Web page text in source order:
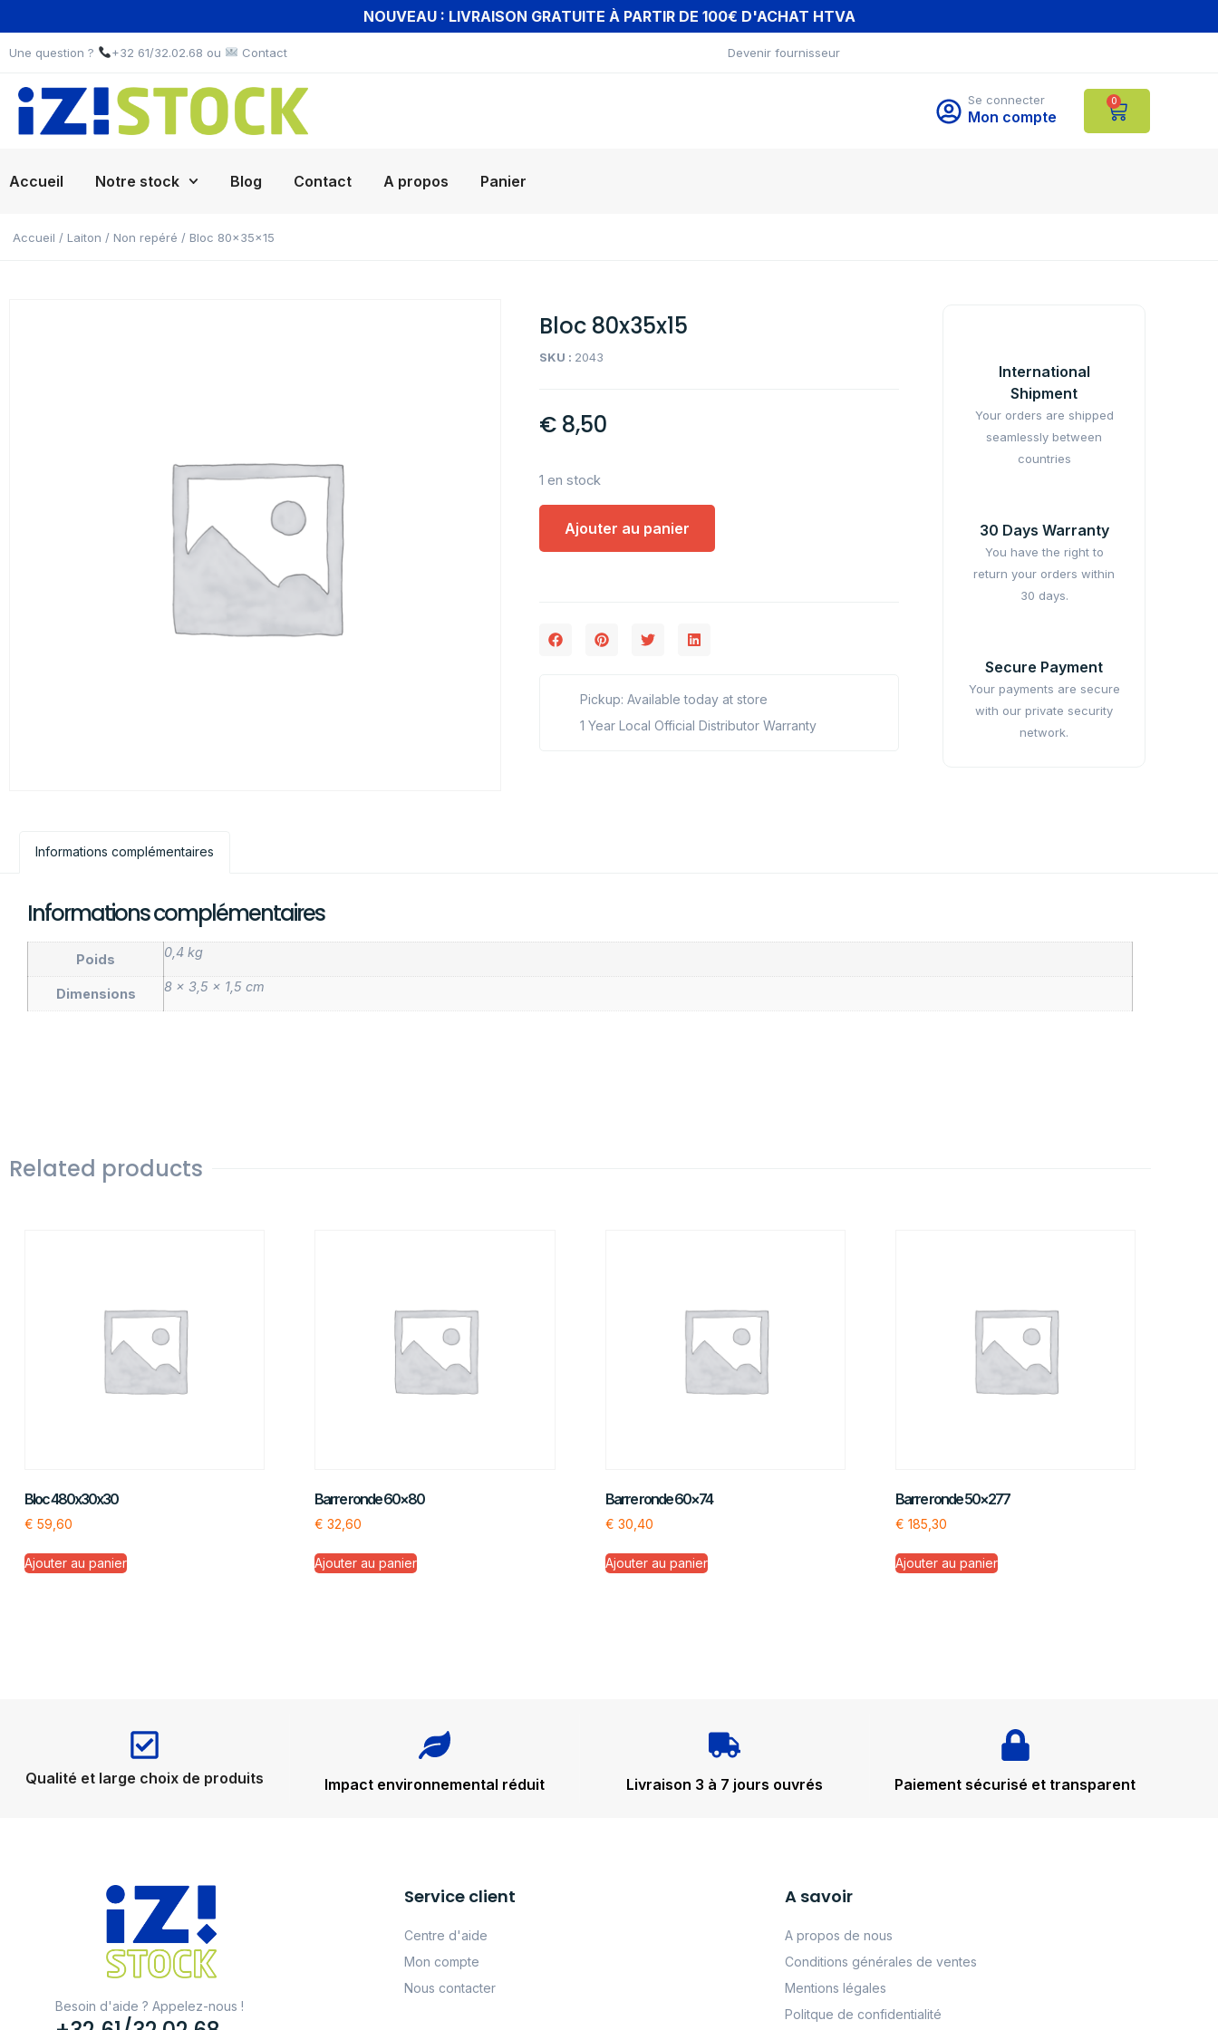
NOUVEAU : LIVRAISON GRATUITE À PARTIR DE 100€ D'ACHAT HTVA
Une question ? +32 61/32.02.68 ou Contact Devenir fournisseur
Se connecter
Mon compte
0
Accueil Notre stock Blog Contact A propos Panier
Accueil / Laiton / Non repéré / Bloc 80x35x15
Bloc 80x35x15
SKU : 2043
€ 8,50
1 en stock
Ajouter au panier
Pickup: Available today at store
1 Year Local Official Distributor Warranty
International
Shipment
Your orders are shipped
seamlessly between
countries
30 Days Warranty
You have the right to
return your orders within
30 days.
Secure Payment
Your payments are secure
with our private security
network.
Informations complémentaires
Informations complémentaires
Poids 0,4 kg
Dimensions 8 × 3,5 × 1,5 cm
Related products
Bloc 480x30x30
€ 59,60
Ajouter au panier
Barre ronde 60×80
€ 32,60
Ajouter au panier
Barre ronde 60×74
€ 30,40
Ajouter au panier
Barre ronde 50×277
€ 185,30
Ajouter au panier
Qualité et large choix de produits Impact environnemental réduit Livraison 3 à 7 jours ouvrés Paiement sécurisé et transparent
Besoin d'aide ? Appelez-nous !
Service client
Centre d'aide
Mon compte
Nous contacter
A savoir
A propos de nous
Conditions générales de ventes
Mentions légales
Politque de confidentialité